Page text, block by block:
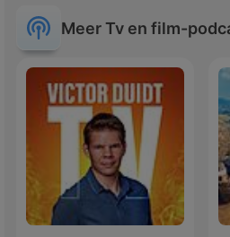
Meer Tv en film-